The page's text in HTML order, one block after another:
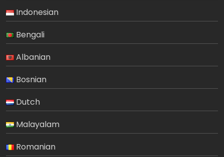
Indonesian
Bengali
Albanian
Bosnian
Dutch
Malayalam
Romanian